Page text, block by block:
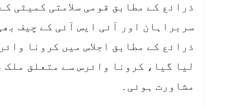
ذرائع کے مطابق قومی سلامتی کمیٹی
سربراہان اور آئی ایس آئی کے چیف
ذرائع کے مطابق اجلاس میں کرونا
لیا گیا، کرونا وائرس سے متعلق ملک
مشاورت ہوئی۔